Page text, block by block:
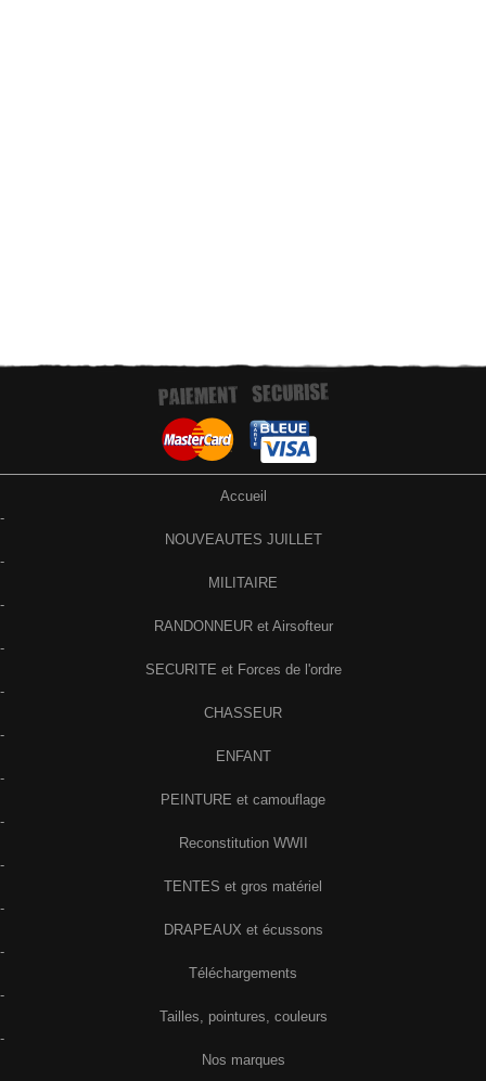
Accueil
-
NOUVEAUTES JUILLET
-
MILITAIRE
-
RANDONNEUR et Airsofteur
-
SECURITE et Forces de l'ordre
-
CHASSEUR
-
ENFANT
-
PEINTURE et camouflage
-
Reconstitution WWII
-
TENTES et gros matériel
-
DRAPEAUX et écussons
-
Téléchargements
-
Tailles, pointures, couleurs
-
Nos marques